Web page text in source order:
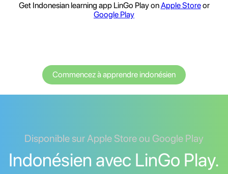
Get Indonesian learning app LinGo Play onApple Storeor
Google Play
Commencez à apprendre indonésien
Disponible sur Apple Store ou Google Play
Indonésien avec LinGo Play.